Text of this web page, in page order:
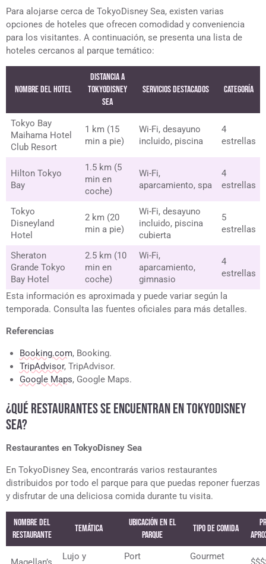
Para alojarse cerca de TokyoDisney Sea, existen varias
opciones de hoteles que ofrecen comodidad y conveniencia
para los visitantes. A continuación, se presenta una lista de
hoteles cercanos al parque temático:
Nombre del Hotel
Distancia a
TokyoDisney
Sea
Servicios Destacados Categoría
Tokyo Bay
Maihama Hotel
Club Resort
1 km (15
min a pie)
Wi-Fi, desayuno
incluido, piscina
4
estrellas
Hilton Tokyo
Bay
1.5 km (5
min en
coche)
Wi-Fi,
aparcamiento, spa
4
estrellas
Tokyo
Disneyland
Hotel
2 km (20
min a pie)
Wi-Fi, desayuno
incluido, piscina
cubierta
5
estrellas
Sheraton
Grande Tokyo
Bay Hotel
2.5 km (10
min en
coche)
Wi-Fi,
aparcamiento,
gimnasio
4
estrellas
Esta información es aproximada y puede variar según la
temporada. Consulta las fuentes oficiales para más detalles.
Referencias
Booking.com, Booking.
TripAdvisor, TripAdvisor.
Google Maps, Google Maps.
¿QUÉ RESTAURANTES SE ENCUENTRAN EN TOKYODISNEY
SEA?
Restaurantes en TokyoDisney Sea
En TokyoDisney Sea, encontrarás varios restaurantes
distribuidos por todo el parque para que puedas reponer fuerzas
y disfrutar de una deliciosa comida durante tu visita.
Nombre del
Restaurante
Temática
Ubicación en el
Parque
Tipo de Comida
Lujo y
Port
Gourmet